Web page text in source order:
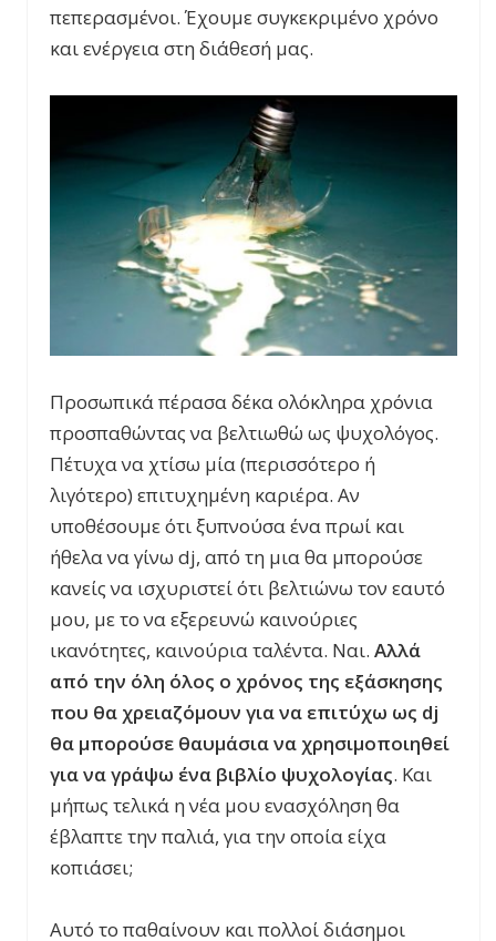
πεπερασμένοι. Έχουμε συγκεκριμένο χρόνο
και ενέργεια στη διάθεσή μας.
Προσωπικά πέρασα δέκα ολόκληρα χρόνια
προσπαθώντας να βελτιωθώ ως ψυχολόγος.
Πέτυχα να χτίσω μία (περισσότερο ή
λιγότερο) επιτυχημένη καριέρα. Αν
υποθέσουμε ότι ξυπνούσα ένα πρωί και
ήθελα να γίνω dj, από τη μια θα μπορούσε
κανείς να ισχυριστεί ότι βελτιώνω τον εαυτό
μου, με το να εξερευνώ καινούριες
ικανότητες, καινούρια ταλέντα. Ναι. Αλλά
από την όλη όλος ο χρόνος της εξάσκησης
που θα χρειαζόμουν για να επιτύχω ως dj
θα μπορούσε θαυμάσια να χρησιμοποιηθεί
για να γράψω ένα βιβλίο ψυχολογίας. Και
μήπως τελικά η νέα μου ενασχόληση θα
έβλαπτε την παλιά, για την οποία είχα
κοπιάσει;
Αυτό το παθαίνουν και πολλοί διάσημοι